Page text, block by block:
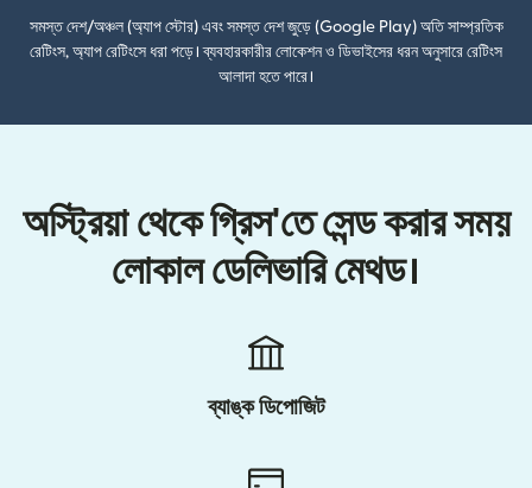
সমস্ত দেশ/অঞ্চল (অ্যাপ স্টোর) এবং সমস্ত দেশ জুড়ে (Google Play) অতি সাম্প্রতিক
রেটিংস, অ্যাপ রেটিংসে ধরা পড়ে। ব্যবহারকারীর লোকেশন ও ডিভাইসের ধরন অনুসারে রেটিংস
আলাদা হতে পারে।
অস্ট্রিয়া থেকে গ্রিস'তে সেন্ড করার সময়
লোকাল ডেলিভারি মেথড।
ব্যাঙ্ক ডিপোজিট